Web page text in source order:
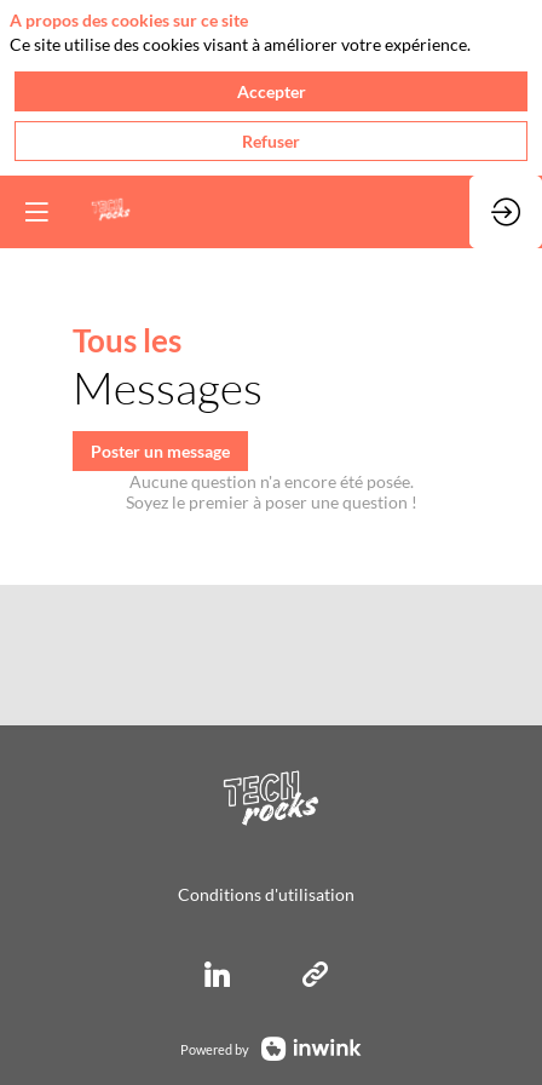
Tous les
Messages
Poster un message
Aucune question n'a encore été posée.
Soyez le premier à poser une question !
Conditions d'utilisation
Powered by
A propos des cookies sur ce site
Ce site utilise des cookies visant à améliorer votre expérience.
Accepter
Refuser